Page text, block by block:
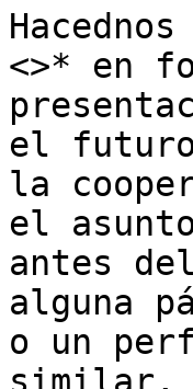
<>* en
el
la
el
antes
alguna
o un